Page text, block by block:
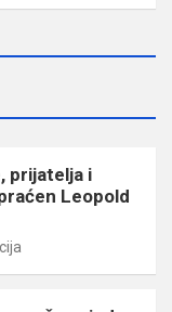
prijatelja i
Leopold